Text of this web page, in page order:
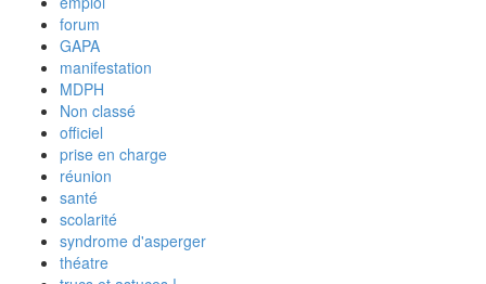
forum
GAPA
manifestation
MDPH
Non classé
officiel
prise en charge
réunion
santé
scolarité
syndrome d'asperger
théatre